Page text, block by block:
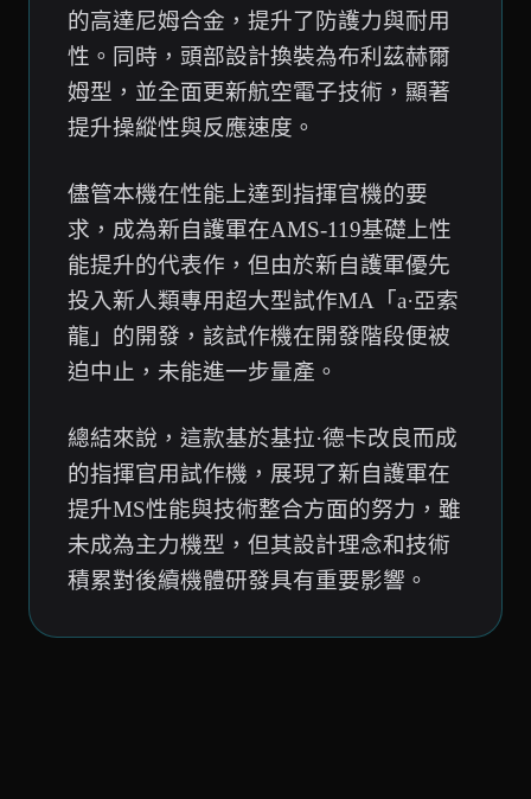
的高達尼姆合金，提升了防護力與耐用
性。同時，頭部設計換裝為布利茲赫爾
姆型，並全面更新航空電子技術，顯著
提升操縱性與反應速度。
儘管本機在性能上達到指揮官機的要
求，成為新自護軍在AMS-119基礎上性
能提升的代表作，但由於新自護軍優先
投入新人類專用超大型試作MA「a·亞索
龍」的開發，該試作機在開發階段便被
迫中止，未能進一步量產。
總結來說，這款基於基拉·德卡改良而成
的指揮官用試作機，展現了新自護軍在
提升MS性能與技術整合方面的努力，雖
未成為主力機型，但其設計理念和技術
積累對後續機體研發具有重要影響。